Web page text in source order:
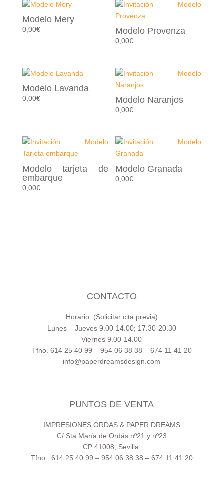
Modelo Mery
0,00€ Modelo Provenza
0,00€
Modelo Lavanda
0,00€ Modelo Naranjos
0,00€
Modelo tarjeta de
embarque
0,00€
Modelo Granada
0,00€
CONTACTO
Horario: (Solicitar cita previa)
Lunes – Jueves 9.00-14.00; 17.30-20.30
Viernes 9.00-14.00
Tfno. 614 25 40 99 – 954 06 38 38 – 674 11 41 20
info@paperdreamsdesign.com
PUNTOS DE VENTA
IMPRESIONES ORDAS & PAPER DREAMS
C/ Sta María de Ordás nº21 y nº23
CP 41008, Sevilla.
Tfno. 614 25 40 99 – 954 06 38 38 – 674 11 41 20